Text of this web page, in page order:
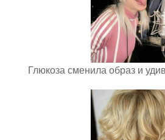
Глюкоза сменила образ и